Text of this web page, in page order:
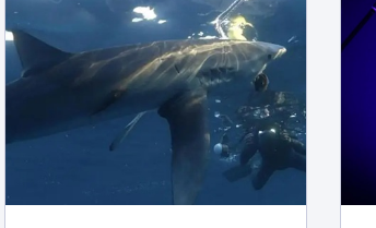
Udal administrazioa
Iragarki ofizialen taula
Gardentasun ataria